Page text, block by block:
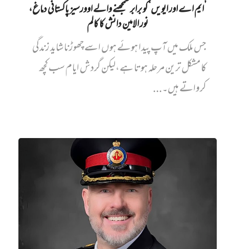
’ایم اے اور ایویں‌‘ کو برابر سمجھنے والے اوورسیز پاکستانی دماغ،
نور الامین دانش کا کالم
جس ملک میں آپ پیدا ہوئے ہوں اسے چھوڑنا شاید زندگی
کا مشکل ترین مرحلہ ہوتا ہے،لیکن گردش ایام سب کچھ
کرواتے ہیں۔...